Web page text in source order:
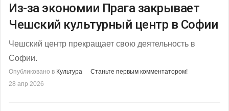
Из-за экономии Прага закрывает
Чешский культурный центр в Софии
Чешский центр прекращает свою деятельность в
Софии.
Опубликовано в Культура
Станьте первым комментатором!
28 апр 2026